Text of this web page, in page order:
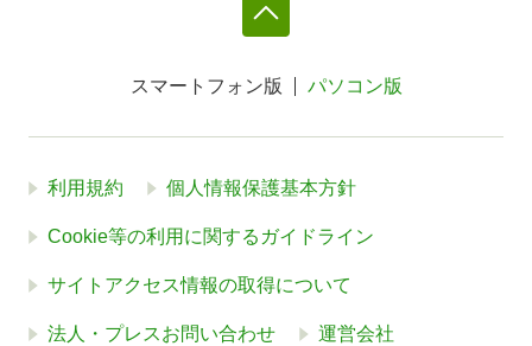
スマートフォン版 パソコン版
利用規約 個人情報保護基本方針
Cookie等の利用に関するガイドライン
サイトアクセス情報の取得について
法人・プレスお問い合わせ 運営会社